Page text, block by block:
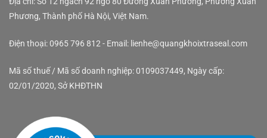
Phương, Thành phố Hà Nội, Việt Nam.
Điện thoại: 0965 796 812 - Email: lienhe@quangkhoixtraseal.com
Mã số thuế / Mã số doanh nghiệp: 0109037449, Ngày cấp:
02/01/2020, Sở KHĐTHN